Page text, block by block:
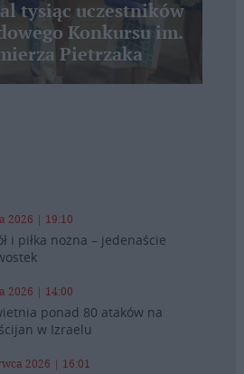
tysiąc uczestników
Konkursu im.
Pietrzaka
2026 | 19:10
i piłka nożna – jedenaście
2026 | 14:00
ponad 80 ataków na
w Izraelu
2026 | 16:01